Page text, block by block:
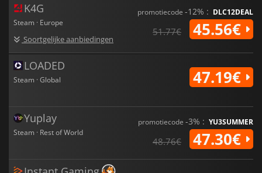
K4G
Steam · Europe
Soortgelijke aanbiedingen
promotiecode -12% : DLC12DEAL
51.77€ 45.56€
LOADED
Steam · Global 47.19€
Yuplay
Steam · Rest of World
promotiecode -3% : YU3SUMMER
48.76€ 47.30€